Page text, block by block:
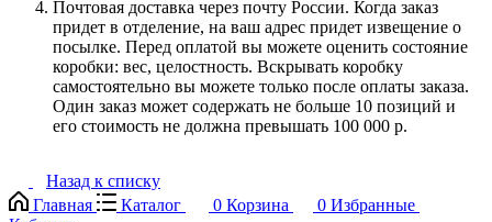
Почтовая доставка через почту России. Когда заказ
придет в отделение, на ваш адрес придет извещение о
посылке. Перед оплатой вы можете оценить состояние
коробки: вес, целостность. Вскрывать коробку
самостоятельно вы можете только после оплаты заказа.
Один заказ может содержать не больше 10 позиций и
его стоимость не должна превышать 100 000 р.
Назад к списку
Главная
Каталог 0 Корзина 0 Избранные